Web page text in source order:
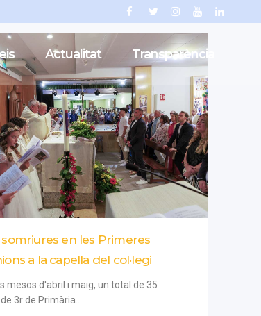
Actualitat Transparència
somriures en les Primeres
a la capella del col·legi
mesos d'abril i maig, un total de 35
3r de Primària...